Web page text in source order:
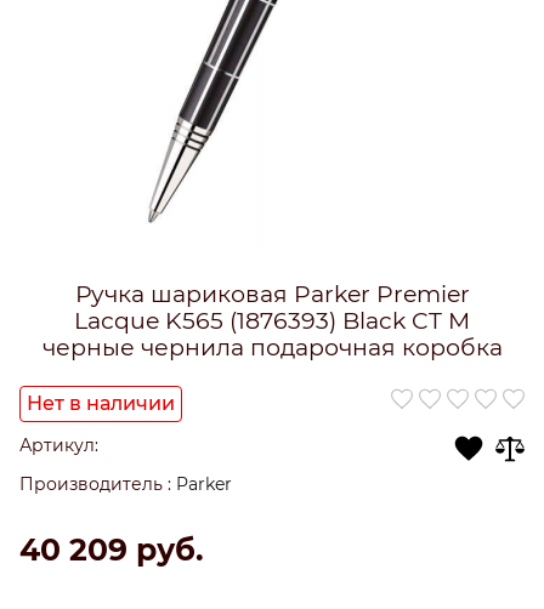
Ручка шариковая Parker Premier
Laсque K565 (1876393) Black CT M
черные чернила подарочная коробка
Нет в наличии
Артикул:
Производитель : Parker
40 209 руб.